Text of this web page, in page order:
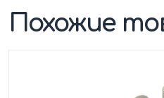
Похожие